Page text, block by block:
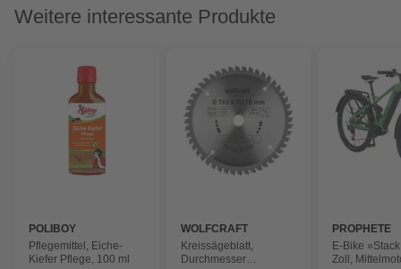
Weitere interessante Produkte
POLIBOY
Pflegemittel, Eiche-
Kiefer Pflege, 100 ml
WOLFCRAFT
Kreissägeblatt,
Durchmesser
PROPHETE
E-Bike
Zoll,